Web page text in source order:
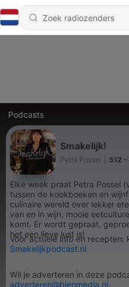
Podcasts
Smakelijk!
Petra Possel 512
Elke week praat Petra Possel
tussen de kookboeken en
culinaire wereld over lekker
van en in wijn, mooie
komt. Er wordt gepraat,
het een lieve lust is!
Voor actuele info en recepten:
Smakelijkpodcast.nl
Wil je adverteren in deze
adverteren@bienmedia.nl.